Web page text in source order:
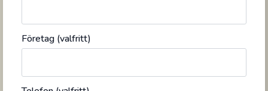
Företag (valfritt)